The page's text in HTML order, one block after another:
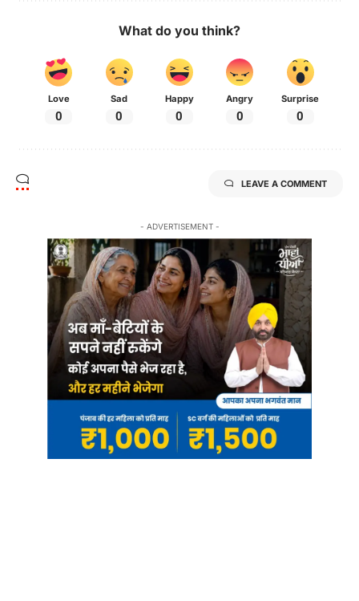
What do you think?
Love
0
Sad
0
Happy
0
Angry
0
Surprise
0
LEAVE A COMMENT
- ADVERTISEMENT -